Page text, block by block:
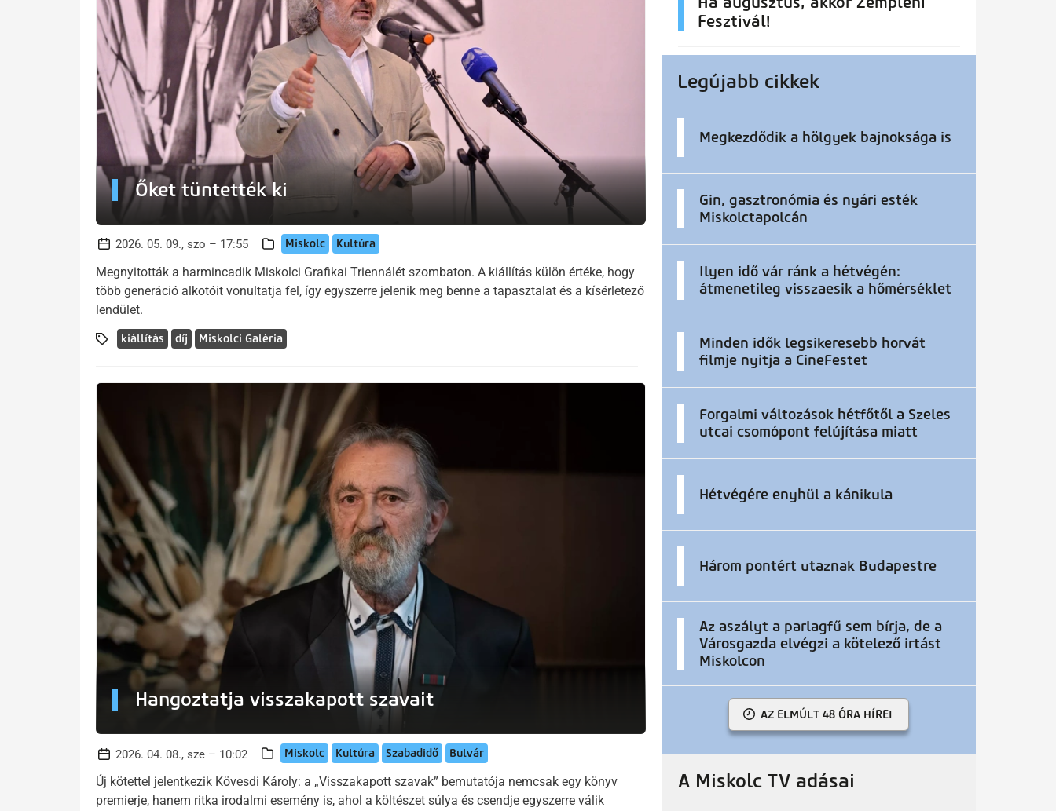
Őket tüntették ki
2026. 05. 09., szo – 17:55 Miskolc Kultúra
Megnyitották a harmincadik Miskolci Grafikai Triennálét szombaton. A kiállítás külön értéke, hogy
több generáció alkotóit vonultatja fel, így egyszerre jelenik meg benne a tapasztalat és a kísérletező
lendület.
kiállítás díj Miskolci Galéria
Hangoztatja visszakapott szavait
2026. 04. 08., sze – 10:02 Miskolc Kultúra Szabadidő Bulvár
Új kötettel jelentkezik Kövesdi Károly: a „Visszakapott szavak” bemutatója nemcsak egy könyv
premierje, hanem ritka irodalmi esemény is, ahol a költészet súlya és csendje egyszerre válik
Fesztivál!
Legújabb cikkek
Megkezdődik a hölgyek bajnoksága is
Gin, gasztronómia és nyári esték
Miskolctapolcán
Ilyen idő vár ránk a hétvégén:
átmenetileg visszaesik a hőmérséklet
Minden idők legsikeresebb horvát
filmje nyitja a CineFestet
Forgalmi változások hétfőtől a Szeles
utcai csomópont felújítása miatt
Hétvégére enyhül a kánikula
Három pontért utaznak Budapestre
Az aszályt a parlagfű sem bírja, de a
Városgazda elvégzi a kötelező irtást
Miskolcon
AZ ELMÚLT 48 ÓRA HÍREI
A Miskolc TV adásai